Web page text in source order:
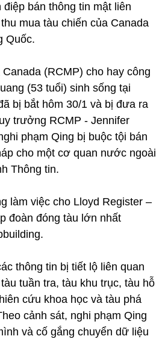
điệp bán thông tin mật liên
mua tàu chiến của Canada
Quốc.
(RCMP) cho hay công
(53 tuổi) sinh sống tại
bị bắt hôm 30/1 và bị đưa ra
trưởng RCMP - Jennifer
phạm Qing bị buộc tội bán
cho một cơ quan nước ngoài
Thông tin.
làm việc cho Lloyd Register –
đoàn đóng tàu lớn nhất
thông tin bị tiết lộ liên quan
tuần tra, tàu khu trục, tàu hỗ
cứu khoa học và tàu phá
cảnh sát, nghi phạm Qing
và cố gắng chuyển dữ liệu